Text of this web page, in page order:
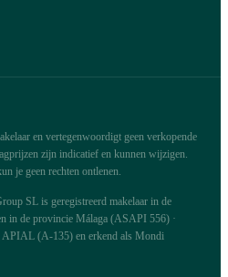
en vertegenwoordigt geen verkopende
zijn indicatief en kunnen wijzigen.
je geen rechten ontlenen.
SL is geregistreerd makelaar in de
in de provincie Málaga (ASAPI 556) ·
APIAL (A-135) en erkend als Mondi